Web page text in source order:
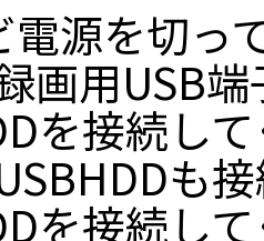
電源を切
画用USB端
を接続し
も
を接続し